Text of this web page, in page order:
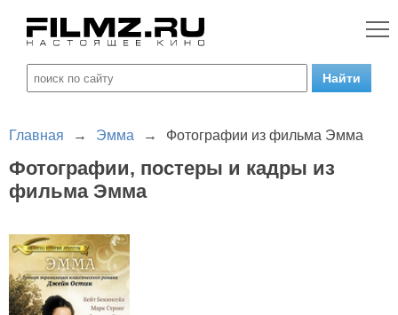
Главная → Эмма → Фотографии из фильма Эмма
Фотографии, постеры и кадры из
фильма Эмма